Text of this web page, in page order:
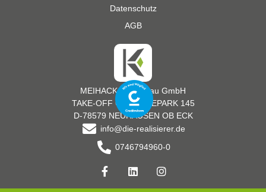
MEIHACK Messebau GmbH
TAKE-OFF GEWERBEPARK 145
D-78579 NEUHAUSEN OB ECK
info@die-realisierer.de
0746794960-0
Datenschutz
AGB